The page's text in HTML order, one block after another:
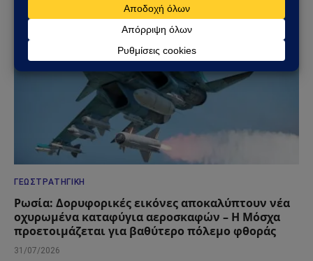
ΓΕΩΣΤΡΑΤΗΓΙΚΉ
Ρωσία: Δορυφορικές εικόνες αποκαλύπτουν νέα
οχυρωμένα καταφύγια αεροσκαφών – Η Μόσχα
προετοιμάζεται για βαθύτερο πόλεμο φθοράς
31/07/2026